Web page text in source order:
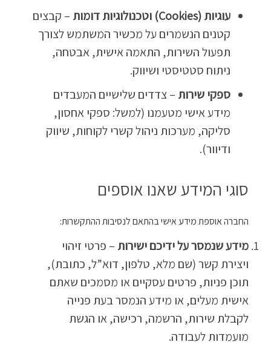
עוגיות(Cookies) וטכנולוגיות דומות – קבצים
קטנים הנשמרים על מכשיר המשתמש לצורך
תפעול השירות, התאמה אישית, אבטחה,
ניתוח סטטיסטי ושיווק.
ספקי שירות – צדדים שלישיים המעבדים
מידע אישי מטעמנו (למשל: ספקי אחסון,
סליקה, מערכות ניהול קשרי לקוחות, שיווק
ודיוור).
סוגי המידע שאנו אוספים
החברה אוספת מידע אישי בהתאם לנסיבות ההתקשרות:
מידע שנמסר על ידיכם ישירות – פרטי זיהוי
ויצירת קשר (שם מלא, טלפון, דוא”ל, כתובת),
תוכן פניות, פרטים עסקיים או מסמכים שאתם
אישית מעלים, או מידע הנמסר בעת פנייה
לקבלת שירות, הרשמה, רכישה, או הגשת
מועמדות לעבודה.